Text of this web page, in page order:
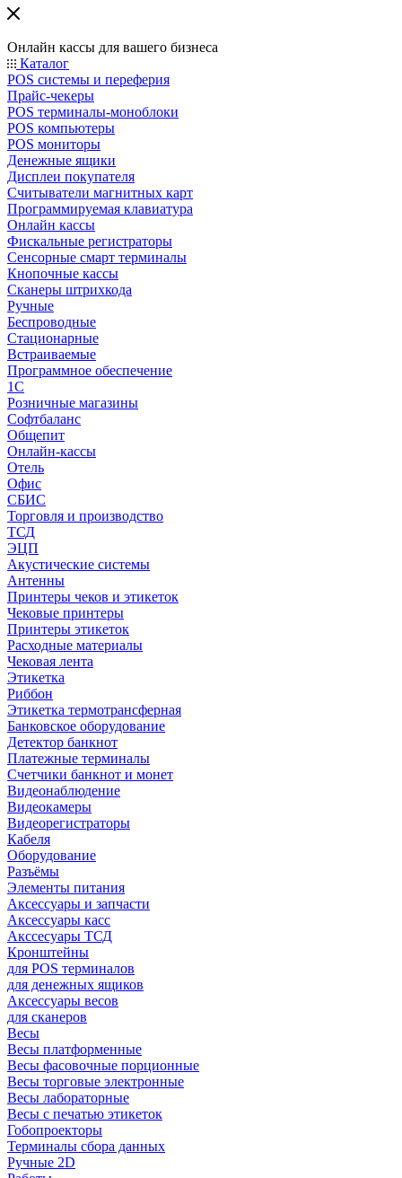
Онлайн кассы для вашего бизнеса
Каталог
POS системы и переферия
Прайс-чекеры
POS терминалы-моноблоки
POS компьютеры
POS мониторы
Денежные ящики
Дисплеи покупателя
Считыватели магнитных карт
Программируемая клавиатура
Онлайн кассы
Фискальные регистраторы
Сенсорные смарт терминалы
Кнопочные кассы
Сканеры штрихкода
Ручные
Беспроводные
Стационарные
Встраиваемые
Программное обеспечение
1С
Розничные магазины
Софтбаланс
Общепит
Онлайн-кассы
Отель
Офис
СБИС
Торговля и производство
ТСД
ЭЦП
Акустические системы
Антенны
Принтеры чеков и этикеток
Чековые принтеры
Принтеры этикеток
Расходные материалы
Чековая лента
Этикетка
Риббон
Этикетка термотрансферная
Банковское оборудование
Детектор банкнот
Платежные терминалы
Счетчики банкнот и монет
Видеонаблюдение
Видеокамеры
Видеорегистраторы
Кабеля
Оборудование
Разъёмы
Элементы питания
Аксессуары и запчасти
Аксессуары касс
Акссесуары ТСД
Кронштейны
для POS терминалов
для денежных ящиков
Аксессуары весов
для сканеров
Весы
Весы платформенные
Весы фасовочные порционные
Весы торговые электронные
Весы лабораторные
Весы с печатью этикеток
Гобопроекторы
Терминалы сбора данных
Ручные 2D